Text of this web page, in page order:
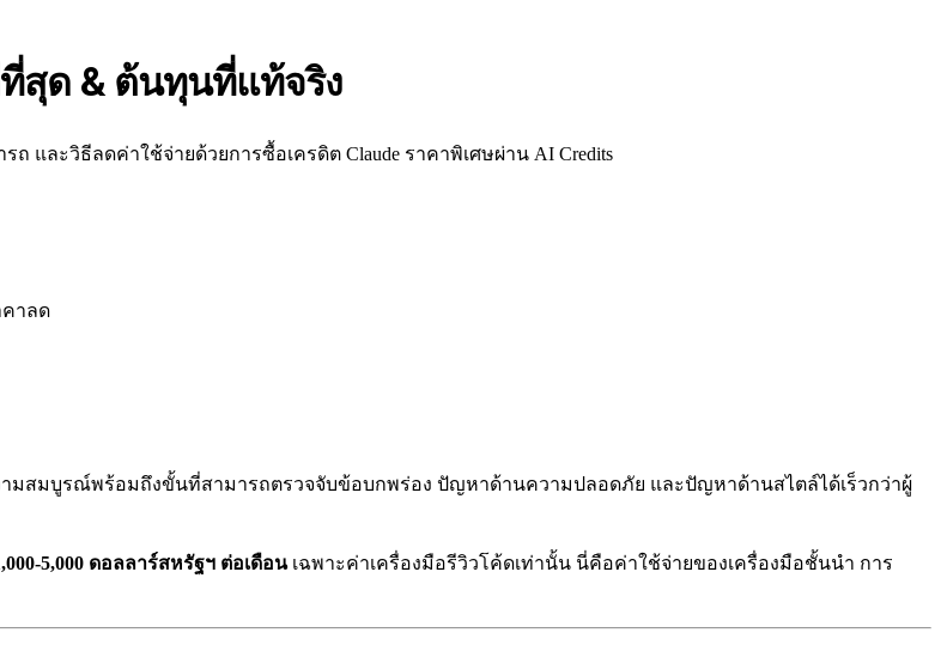
สุด & ต้นทุนที่แท้จริง
และวิธีลดค่าใช้จ่ายด้วยการซื้อเครดิต Claude ราคาพิเศษผ่าน AI Credits
คาลด
ามสมบูรณ์พร้อมถึงขั้นที่สามารถตรวจจับข้อบกพร่อง ปัญหาด้านความปลอดภัย และปัญหาด้านสไตล์ได้เร็วกว่าผู้
5,000 ดอลลาร์สหรัฐฯ ต่อเดือนเฉพาะค่าเครื่องมือรีวิวโค้ดเท่านั้น นี่คือค่าใช้จ่ายของเครื่องมือชั้นนำ การ